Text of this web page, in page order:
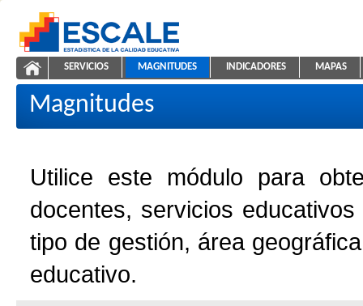
ESCALE - Unidad de Estadística Educativa
Magnitudes de la Educación
NAVEGACIÓN
SERVICIOS MAGNITUDES INDICADORES MAPAS
Magnitudes
Utilice este módulo para
docentes, servicios
tipo de gestión, área
educativo.